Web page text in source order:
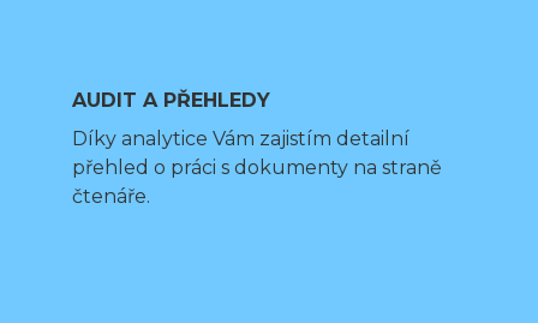
AUDIT A PŘEHLEDY
Díky analytice Vám zajistím detailní
přehled o práci s dokumenty na straně
čtenáře.